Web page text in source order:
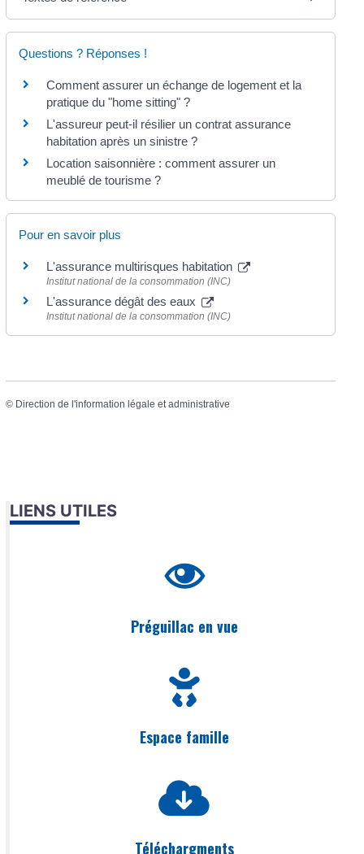
Questions ? Réponses !
Comment assurer un échange de logement et la
pratique du "home sitting" ?
L'assureur peut-il résilier un contrat assurance
habitation après un sinistre ?
Location saisonnière : comment assurer un
meublé de tourisme ?
Pour en savoir plus
L'assurance multirisques habitation
Institut national de la consommation (INC)
L'assurance dégât des eaux
Institut national de la consommation (INC)
© Direction de l'information légale et administrative
LIENS UTILES
Préguillac en vue
Espace famille
Téléchargments